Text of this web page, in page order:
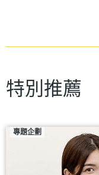
特別推薦
專題企劃